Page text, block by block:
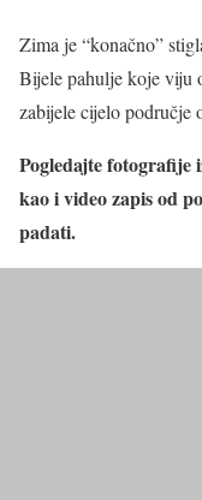
Zima je “konačno”
Bijele pahulje koje viju
zabijele cijelo područje
Pogledajte fotografije
kao i video zapis od
padati.